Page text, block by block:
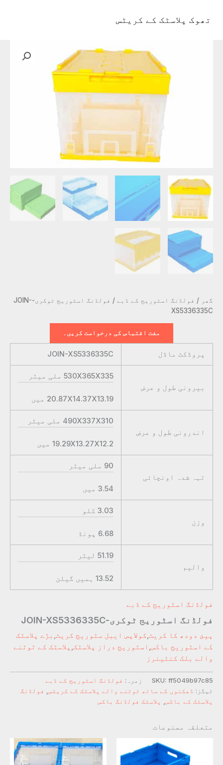
جائیں۔
تھوک پلاسٹک کے کریٹس
گھر / فولڈنگ اسٹوریج کے ڈبے
/ فولڈنگ اسٹوریج ٹوکری-JOIN-
XS5336335C
مفت اقتباس کی درخواست کریں۔
پروڈکٹ ماڈل JOIN-XS5336335C
بیرونی طول و عرض
530X365X335 ملی میٹر
20.87X14.37X13.19 میں
اندرونی طول و عرض
490X337X310 ملی میٹر
19.29X13.27X12.2 میں
تہہ شدہ اونچائی
90 ملی میٹر
3.54 میں
وزن
3.03 کلو
6.68 پونڈ
والیم
51.19 لیٹر
13.52 ہمیں گیلن
فولڈنگ اسٹوریج کے ڈبے
فولڈنگ اسٹوریج ٹوکری-JOIN-XS5336335C
پیئ دودھ کا کریٹ,کولاپس ایبل سٹوریج کریٹ, بڑے پلاسٹک
کے اسٹوریج باکس, اسٹوریج دراز پلاسٹک, پلاسٹک کے ٹوٹنے
والے بلک کنٹینرز
SKU: ff5049b97c85 زمرہ: فولڈنگ اسٹوریج کے ڈبے
ٹیگز: ڈھکنوں کے ساتھ ٹوٹنے والے پلاسٹک کے کریٹس, فولڈنگ
پلاسٹک کے باکس, پلاسٹک فولڈنگ باکس
متعلقہ مصنوعات